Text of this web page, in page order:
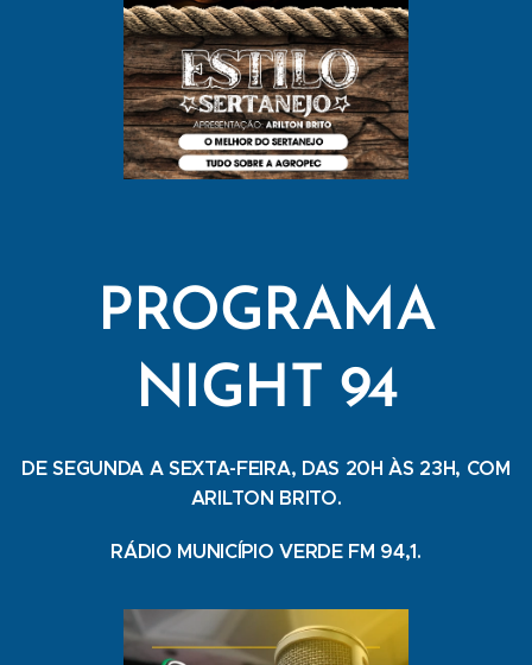
PROGRAMA
NIGHT 94
DE SEGUNDA A SEXTA-FEIRA, DAS 20H ÀS 23H, COM
ARILTON BRITO.
RÁDIO MUNICÍPIO VERDE FM 94,1.